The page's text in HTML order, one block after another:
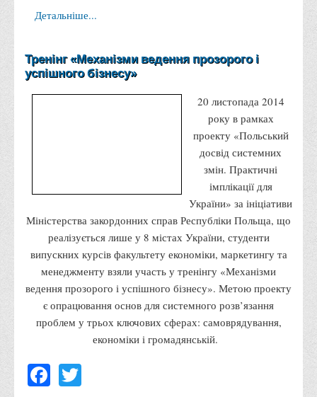
ТОП-20 кращих студентів 2019
ТОП-20 кращих студентів 2017
Вступнику
Розклади проведення вступних випробувань та співбесід
Розмір плати за надання освітніх послуг на 2026-2027 н.р.
Приймальна комісія
Положення про апеляційну комісію
Рішення приймальної комісії
Порядок прийому
Правила прийому на навчання
Детальніше...
Тренінг «Механізми ведення прозорого і
успішного бізнесу»
20 листопада 2014
року в рамках
проекту «Польський
досвід системних
змін. Практичні
імплікації для
України» за ініціативи
Міністерства закордонних справ Республіки Польща, що
реалізується лише у 8 містах України, студенти
випускних курсів факультету економіки, маркетингу та
менеджменту взяли участь у тренінгу «Механізми
ведення прозорого і успішного бізнесу». Метою проекту
є опрацювання основ для системного розв’язання
проблем у трьох ключових сферах: самоврядування,
економіки і громадянській.
Facebook